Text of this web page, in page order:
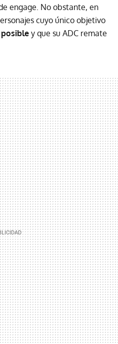
engage. No obstante, en
cuyo único objetivo
y que su ADC remate